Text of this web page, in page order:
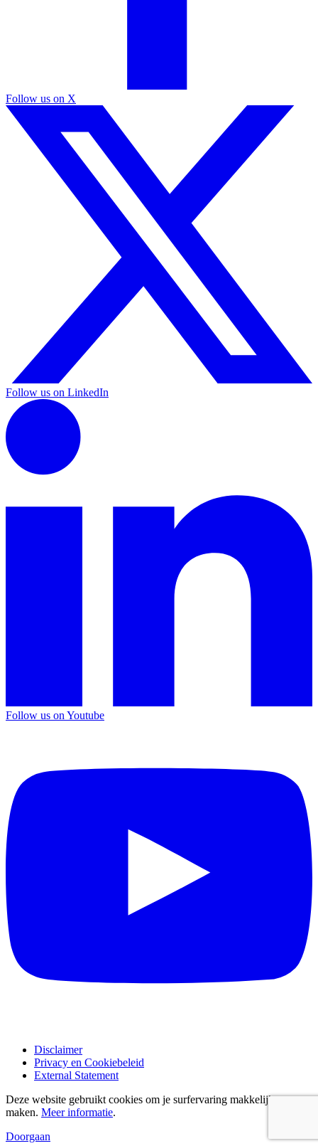
Follow us on X
Follow us on LinkedIn
Follow us on Youtube
Disclaimer
Privacy en Cookiebeleid
External Statement
Deze website gebruikt cookies om je surfervaring makkelijker te
maken. Meer informatie.
Doorgaan